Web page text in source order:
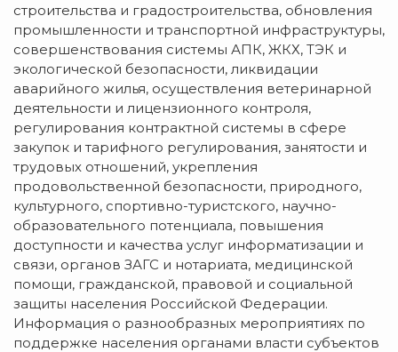
строительства и градостроительства, обновления
промышленности и транспортной инфраструктуры,
совершенствования системы АПК, ЖКХ, ТЭК и
экологической безопасности, ликвидации
аварийного жилья, осуществления ветеринарной
деятельности и лицензионного контроля,
регулирования контрактной системы в сфере
закупок и тарифного регулирования, занятости и
трудовых отношений, укрепления
продовольственной безопасности, природного,
культурного, спортивно-туристского, научно-
образовательного потенциала, повышения
доступности и качества услуг информатизации и
связи, органов ЗАГС и нотариата, медицинской
помощи, гражданской, правовой и социальной
защиты населения Российской Федерации.
Информация о разнообразных мероприятиях по
поддержке населения органами власти субъектов